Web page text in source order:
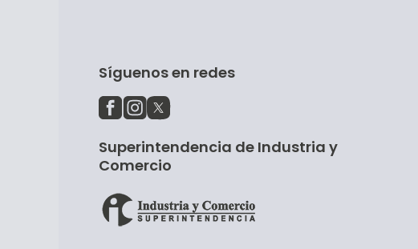
Síguenos en redes
Superintendencia de Industria y
Comercio